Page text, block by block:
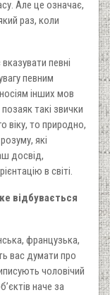
Але це означає,
раз, коли
певні
певним
інших мов
такі звички
віку, то природно,
які
досвід,
в світі.
відбувається
французька,
вас думати про
чоловічий
наче за